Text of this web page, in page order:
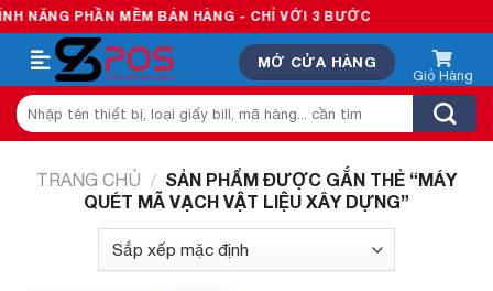
Skip
to
content
NĂNG PHẦN MỀM BÁN HÀNG - CHỈ VỚI 3 BƯỚC
MỞ CỬA HÀNG
Tìm
kiếm:
TRANG CHỦ / SẢN PHẨM ĐƯỢC GẮN THẺ “MÁY
QUÉT MÃ VẠCH VẬT LIỆU XÂY DỰNG”